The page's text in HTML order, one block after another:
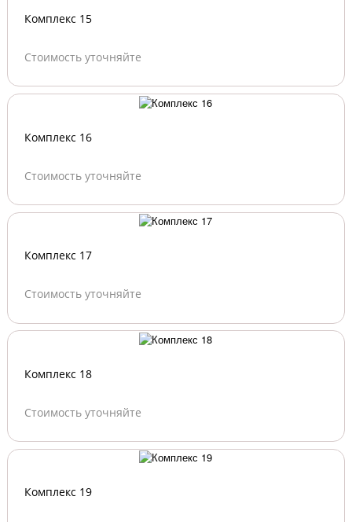
Комплекс 15
Стоимость уточняйте
Комплекс 16
Стоимость уточняйте
Комплекс 17
Стоимость уточняйте
Комплекс 18
Стоимость уточняйте
Комплекс 19